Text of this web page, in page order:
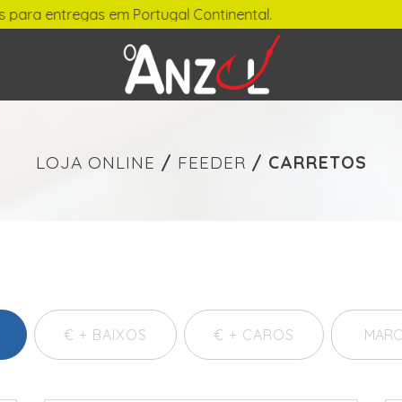
- € min./max.
em Portugal Continental.
LOJA ONLINE / FEEDER / CARRETOS
€ + BAIXOS € + CAROS